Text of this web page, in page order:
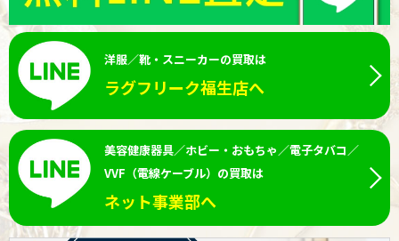
洋服／靴・スニーカーの買取は
ラグフリーク福生店へ
美容健康器具／ホビー・おもちゃ／電子タバコ／
VVF（電線ケーブル）の買取は
ネット事業部へ